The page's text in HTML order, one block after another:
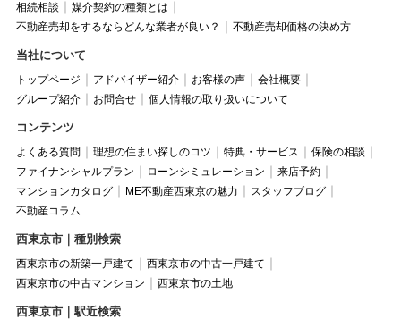
相続相談
媒介契約の種類とは
不動産売却をするならどんな業者が良い？
不動産売却価格の決め方
当社について
トップページ アドバイザー紹介 お客様の声
会社概要
グループ紹介
お問合せ 個人情報の取り扱いについて
コンテンツ
よくある質問 理想の住まい探しのコツ 特典・サービス
保険の相談
ファイナンシャルプラン
ローンシミュレーション
来店予約
マンションカタログ
ME不動産西東京の魅力
スタッフブログ
不動産コラム
西東京市｜種別検索
西東京市の新築一戸建て
西東京市の中古一戸建て
西東京市の中古マンション
西東京市の土地
西東京市｜駅近検索